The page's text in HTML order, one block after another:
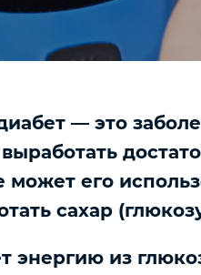
— это
может его
сахар
энергию из